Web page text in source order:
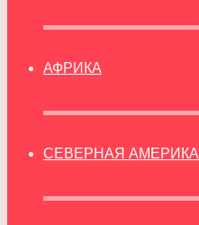
АФРИКА
СЕВЕРНАЯ АМЕРИКА